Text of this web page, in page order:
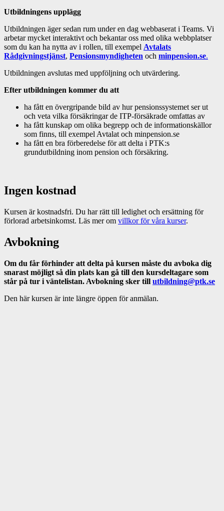
Utbildningens upplägg
Utbildningen äger sedan rum under en dag webbaserat i Teams. Vi
arbetar mycket interaktivt och bekantar oss med olika webbplatser
som du kan ha nytta av i rollen, till exempel Avtalats
Rådgivningstjänst, Pensionsmyndigheten och minpension.se.
Utbildningen avslutas med uppföljning och utvärdering.
Efter utbildningen kommer du att
ha fått en övergripande bild av hur pensionssystemet ser ut
och veta vilka försäkringar de ITP-försäkrade omfattas av
ha fått kunskap om olika begrepp och de informationskällor
som finns, till exempel Avtalat och minpension.se
ha fått en bra förberedelse för att delta i PTK:s
grundutbildning inom pension och försäkring.
Ingen kostnad
Kursen är kostnadsfri. Du har rätt till ledighet och ersättning för
förlorad arbetsinkomst. Läs mer om villkor för våra kurser.
Avbokning
Om du får förhinder att delta på kursen måste du avboka dig
snarast möjligt så din plats kan gå till den kursdeltagare som
står på tur i väntelistan. Avbokning sker till utbildning@ptk.se
Den här kursen är inte längre öppen för anmälan.